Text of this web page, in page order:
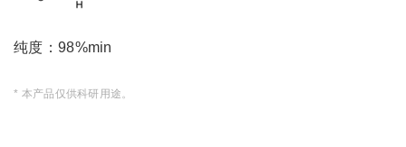
纯度：98%min
* 本产品仅供科研用途。